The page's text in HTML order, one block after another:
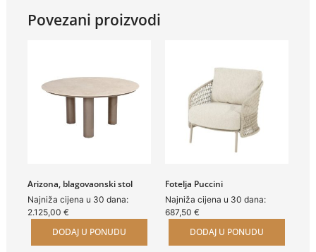
Povezani proizvodi
Arizona, blagovaonski stol
Najniža cijena u 30 dana:
2.125,00 €
DODAJ U PONUDU
Fotelja Puccini
Najniža cijena u 30 dana:
687,50 €
DODAJ U PONUDU